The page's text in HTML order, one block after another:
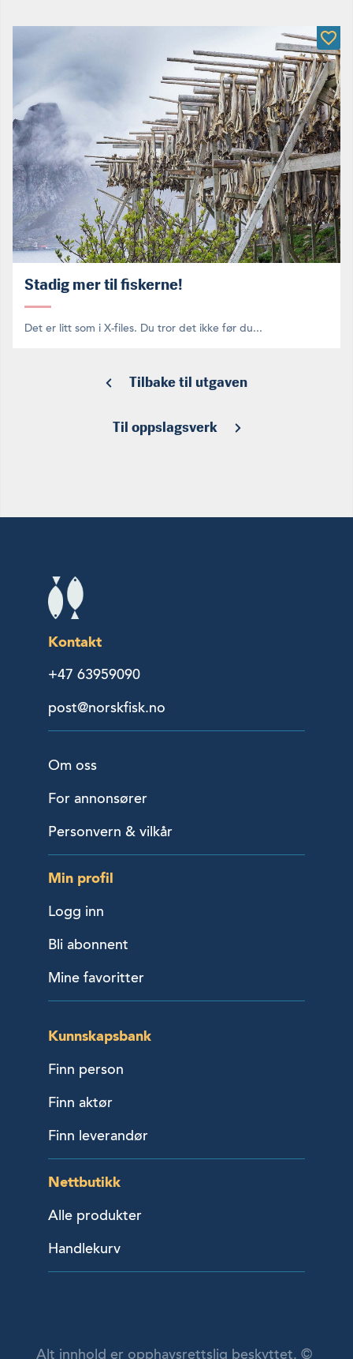
Stadig mer til fiskerne!
Det er litt som i X-files. Du tror det ikke før du...
Tilbake til utgaven
Til oppslagsverk
Kontakt
+47 63959090
post@norskfisk.no
Om oss
For annonsører
Personvern & vilkår
Min profil
Logg inn
Bli abonnent
Mine favoritter
Kunnskapsbank
Finn person
Finn aktør
Finn leverandør
Nettbutikk
Alle produkter
Handlekurv
Alt innhold er opphavsrettslig beskyttet. ©